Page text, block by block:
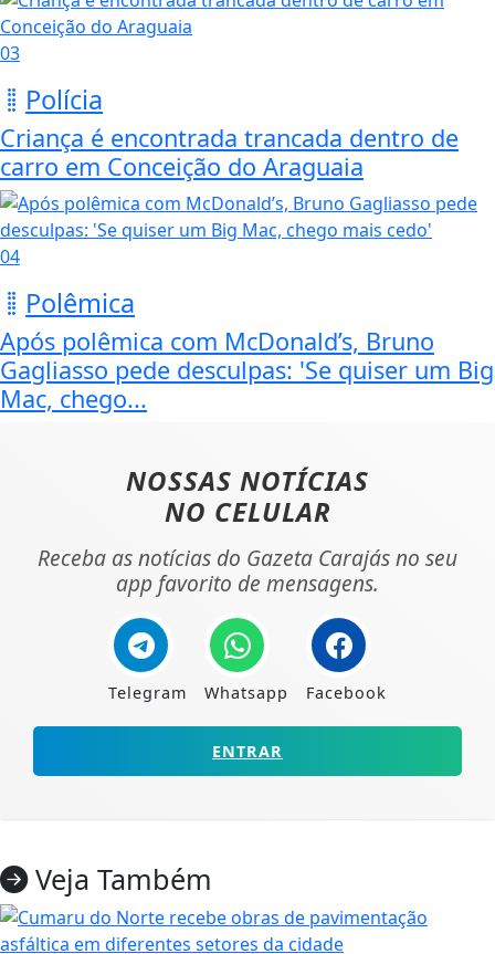
03
Polícia
Criança é encontrada trancada dentro de
carro em Conceição do Araguaia
04
Polêmica
Após polêmica com McDonald’s, Bruno
Gagliasso pede desculpas: 'Se quiser um Big
Mac, chego...
NOSSAS NOTÍCIAS
NO CELULAR
Receba as notícias do Gazeta Carajás no seu
app favorito de mensagens.
Telegram Whatsapp Facebook
ENTRAR
Veja Também